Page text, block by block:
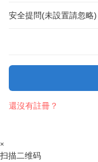
安全提問(未設置請忽略)
還沒有註冊？
×
扫描二维码